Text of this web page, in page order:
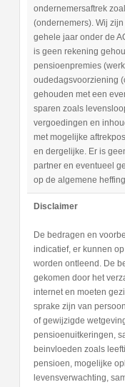
ondernemersaftrek
(ondernemers). Wij
gehele jaar onder de
is geen rekening
pensioenpremies
oudedagsvoorziening
gehouden met een
sparen zoals
vergoedingen en
met mogelijke
en dergelijke. Er is
partner en eventueel
op de algemene
Disclaimer
De bedragen en
indicatief, er kunnen
worden ontleend. De
gekomen door het
internet en moeten
sprake zijn van
of gewijzigde
pensioenuitkeringen,
beinvloeden zoals
pensioen, mogelijke
levensverwachting,